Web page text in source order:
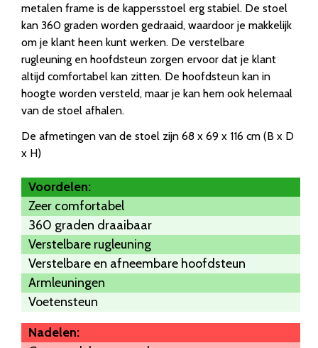
metalen frame is de kappersstoel erg stabiel. De stoel
kan 360 graden worden gedraaid, waardoor je makkelijk
om je klant heen kunt werken. De verstelbare
rugleuning en hoofdsteun zorgen ervoor dat je klant
altijd comfortabel kan zitten. De hoofdsteun kan in
hoogte worden versteld, maar je kan hem ook helemaal
van de stoel afhalen.
De afmetingen van de stoel zijn 68 x 69 x 116 cm (B x D
x H)
Voordelen:
Zeer comfortabel
360 graden draaibaar
Verstelbare rugleuning
Verstelbare en afneembare hoofdsteun
Armleuningen
Voetensteun
Nadelen: